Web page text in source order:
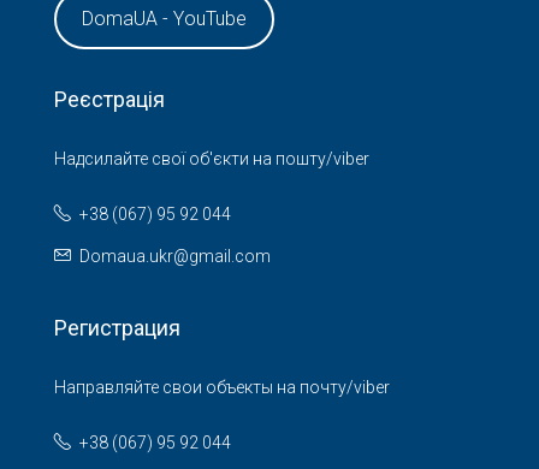
DomaUA - YouTube
Реєстрація
Надсилайте свої об'єкти на пошту/viber
+38 (067) 95 92 044
Domaua.ukr@gmail.com
Регистрация
Направляйте свои объекты на почту/viber
+38 (067) 95 92 044